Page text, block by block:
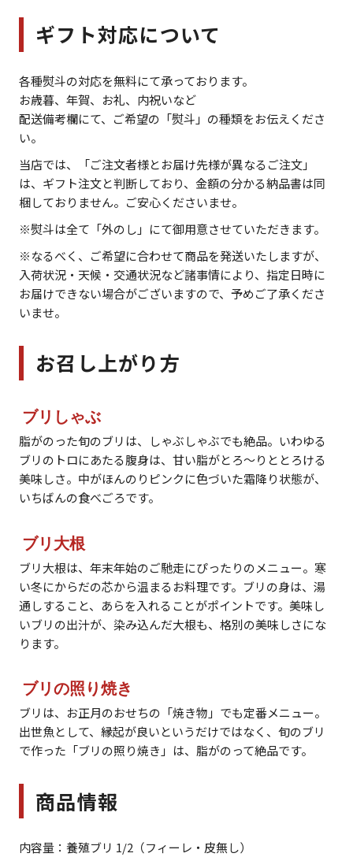
ギフト対応について
各種熨斗の対応を無料にて承っております。
お歳暮、年賀、お礼、内祝いなど
配送備考欄にて、ご希望の「熨斗」の種類をお伝えくださ
い。
当店では、「ご注文者様とお届け先様が異なるご注文」
は、ギフト注文と判断しており、金額の分かる納品書は同
梱しておりません。ご安心くださいませ。
※熨斗は全て「外のし」にて御用意させていただきます。
※なるべく、ご希望に合わせて商品を発送いたしますが、
入荷状況・天候・交通状況など諸事情により、指定日時に
お届けできない場合がございますので、予めご了承くださ
いませ。
お召し上がり方
ブリしゃぶ
脂がのった旬のブリは、しゃぶしゃぶでも絶品。いわゆる
ブリのトロにあたる腹身は、甘い脂がとろ〜りととろける
美味しさ。中がほんのりピンクに色づいた霜降り状態が、
いちばんの食べごろです。
ブリ大根
ブリ大根は、年末年始のご馳走にぴったりのメニュー。寒
い冬にからだの芯から温まるお料理です。ブリの身は、湯
通しすること、あらを入れることがポイントです。美味し
いブリの出汁が、染み込んだ大根も、格別の美味しさにな
ります。
ブリの照り焼き
ブリは、お正月のおせちの「焼き物」でも定番メニュー。
出世魚として、縁起が良いというだけではなく、旬のブリ
で作った「ブリの照り焼き」は、脂がのって絶品です。
商品情報
内容量：養殖ブリ 1/2（フィーレ・皮無し）